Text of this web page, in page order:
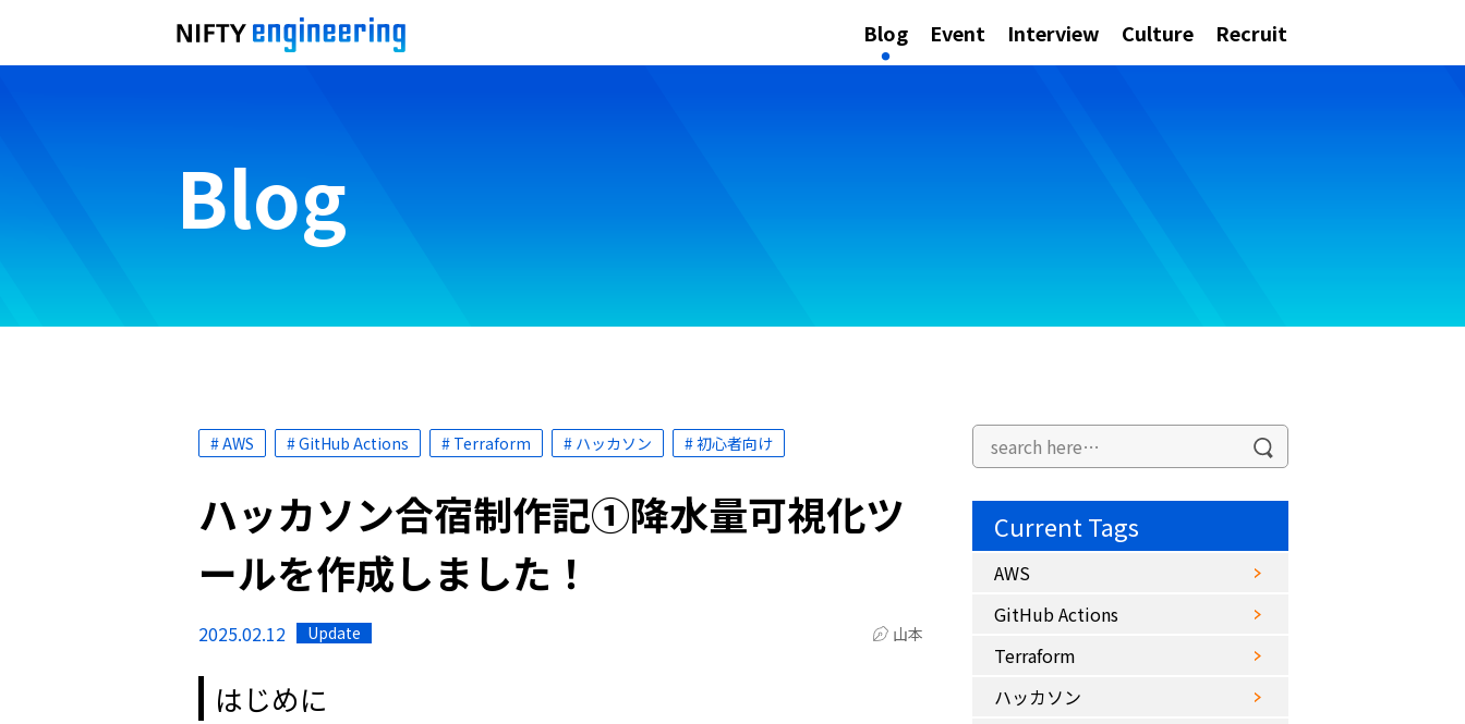
Blog Event Interview Culture Recruit
Blog
# AWS # GitHub Actions # Terraform # ハッカソン # 初心者向け
ハッカソン合宿制作記①降水量可視化ツ
ールを作成しました！
2025.02.12 Update 山本
はじめに
Current Tags
AWS
GitHub Actions
Terraform
ハッカソン